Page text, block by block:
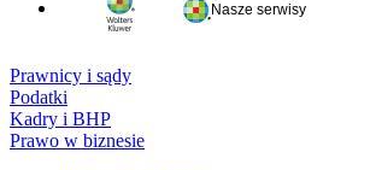
Nasze serwisy
Prawnicy i sądy
Podatki
Kadry i BHP
Prawo w biznesie